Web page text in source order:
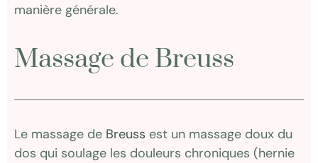
manière générale.
Massage de Breuss
Le massage de Breuss est un massage doux du
dos qui soulage les douleurs chroniques (hernie